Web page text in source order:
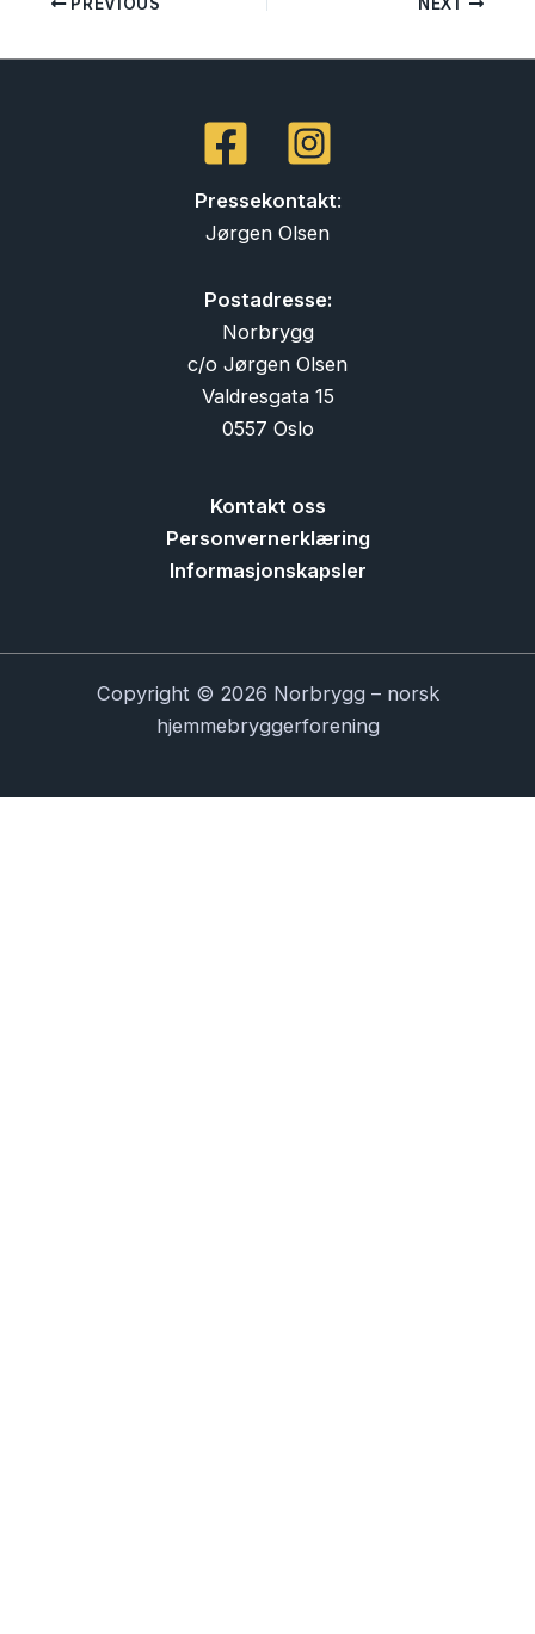
Pressekontakt:
Jørgen Olsen
Postadresse:
Norbrygg
c/o Jørgen Olsen
Valdresgata 15
0557 Oslo
Kontakt oss
Personvernerklæring
Informasjonskapsler
Copyright © 2026 Norbrygg – norsk
hjemmebryggerforening